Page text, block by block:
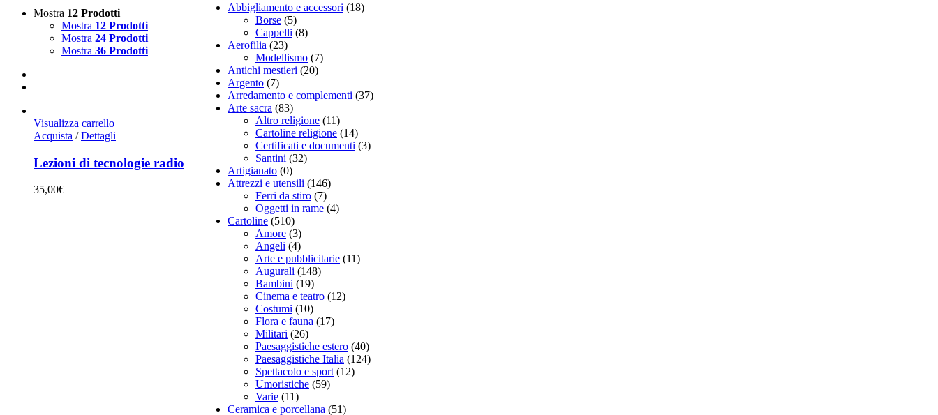
Mostra 12 Prodotti
Mostra 12 Prodotti
Mostra 24 Prodotti
Mostra 36 Prodotti
Visualizza carrello
Acquista / Dettagli
Lezioni di tecnologie radio
35,00€
Abbigliamento e accessori (18)
Borse (5)
Cappelli (8)
Aerofilia (23)
Modellismo (7)
Antichi mestieri (20)
Argento (7)
Arredamento e complementi (37)
Arte sacra (83)
Altro religione (11)
Cartoline religione (14)
Certificati e documenti (3)
Santini (32)
Artigianato (0)
Attrezzi e utensili (146)
Ferri da stiro (7)
Oggetti in rame (4)
Cartoline (510)
Amore (3)
Angeli (4)
Arte e pubblicitarie (11)
Augurali (148)
Bambini (19)
Cinema e teatro (12)
Costumi (10)
Flora e fauna (17)
Militari (26)
Paesaggistiche estero (40)
Paesaggistiche Italia (124)
Spettacolo e sport (12)
Umoristiche (59)
Varie (11)
Ceramica e porcellana (51)